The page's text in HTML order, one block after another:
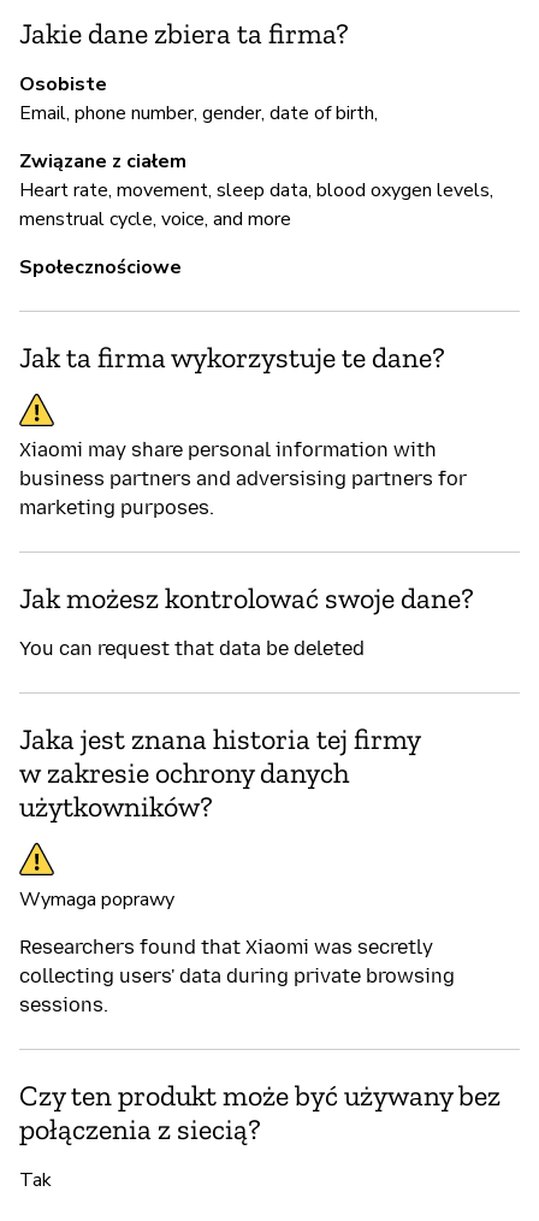
Jakie dane zbiera ta firma?
Osobiste
Email, phone number, gender, date of birth,
Związane z ciałem
Heart rate, movement, sleep data, blood oxygen levels,
menstrual cycle, voice, and more
Społecznościowe
Jak ta firma wykorzystuje te dane?
Xiaomi may share personal information with
business partners and adversising partners for
marketing purposes.
Jak możesz kontrolować swoje dane?
You can request that data be deleted
Jaka jest znana historia tej firmy
w zakresie ochrony danych
użytkowników?
Wymaga poprawy
Researchers found that Xiaomi was secretly
collecting users' data during private browsing
sessions.
Czy ten produkt może być używany bez
połączenia z siecią?
Tak